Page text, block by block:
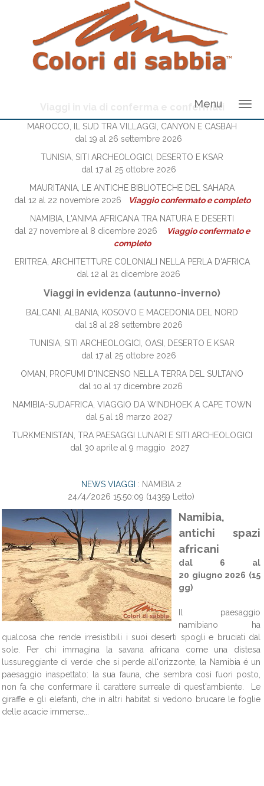
Menu
Viaggi in via di conferma e confermati
MAROCCO, IL SUD TRA VILLAGGI, CANYON E CASBAH
dal 19 al 26 settembre 2026
TUNISIA, SITI ARCHEOLOGICI, DESERTO E KSAR
dal 17 al 25 ottobre 2026
MAURITANIA, LE ANTICHE BIBLIOTECHE DEL SAHARA
dal 12 al 22 novembre 2026
Viaggio confermato e completo
NAMIBIA, L'ANIMA AFRICANA TRA NATURA E DESERTI
dal 27 novembre al 8 dicembre 2026
Viaggio confermato e
completo
ERITREA, ARCHITETTURE COLONIALI NELLA PERLA D'AFRICA
dal 12 al 21 dicembre 2026
Viaggi in evidenza (autunno-inverno)
BALCANI, ALBANIA, KOSOVO E MACEDONIA DEL NORD
dal 18 al 28 settembre 2026
TUNISIA, SITI ARCHEOLOGICI, OASI, DESERTO E KSAR
dal 17 al 25 ottobre 2026
OMAN, PROFUMI D'INCENSO NELLA TERRA DEL SULTANO
dal 10 al 17 dicembre 2026
NAMIBIA-SUDAFRICA, VIAGGIO DA WINDHOEK A CAPE TOWN
dal 5 al 18 marzo 2027
TURKMENISTAN, TRA PAESAGGI LUNARI E SITI ARCHEOLOGICI
dal 30 aprile al 9 maggio 2027
NEWS VIAGGI : NAMIBIA 2
24/4/2026 15:50:09 (14359 Letto)
Namibia,
antichi spazi
africani
dal 6 al
20 giugno 2026 (15
gg)
Il paesaggio
namibiano ha
qualcosa che rende irresistibili i suoi deserti spogli e bruciati dal
sole. Per chi immagina la savana africana come una distesa
lussureggiante di verde che si perde all'orizzonte, la Namibia é un
paesaggio inaspettato: la sua fauna, che sembra così fuori posto,
non fa che confermare il carattere surreale di quest'ambiente. Le
giraffe e gli elefanti, che in altri habitat si vedono brucare le foglie
delle acacie immerse...